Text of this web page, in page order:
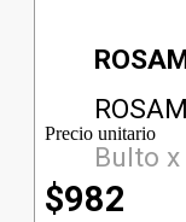
Bulto
Precio unitario
$982